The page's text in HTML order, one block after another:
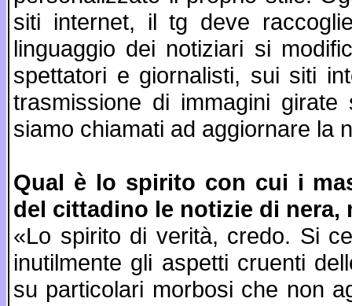
siti internet, il tg deve
linguaggio dei notiziari si
spettatori e giornalisti, sui siti
trasmissione di immagini
siamo chiamati ad aggiornare la
Qual è lo spirito con cui i
del cittadino le notizie di nera,
«Lo spirito di verità, credo. Si
inutilmente gli aspetti cruenti
su particolari morbosi che non